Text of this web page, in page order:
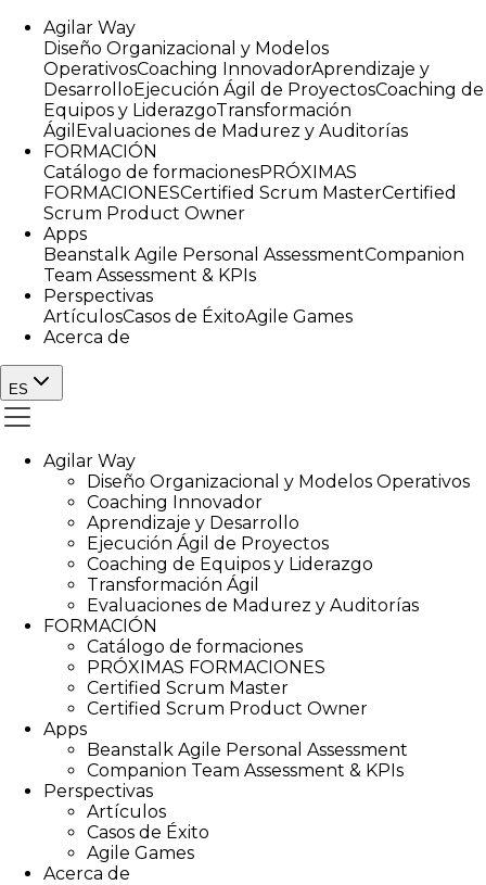
Agilar Way
Diseño Organizacional y Modelos
OperativosCoaching InnovadorAprendizaje y
DesarrolloEjecución Ágil de ProyectosCoaching de
Equipos y LiderazgoTransformación
Ágil Evaluaciones de Madurez y Auditorías
FORMACIÓN
Catálogo de formacionesPRÓXIMAS
FORMACIONESCertified Scrum MasterCertified
Scrum Product Owner
Apps
Beanstalk Agile Personal AssessmentCompanion
Team Assessment & KPIs
Perspectivas
ArtículosCasos de ÉxitoAgile Games
Acerca de
ES
Agilar Way
Diseño Organizacional y Modelos Operativos
Coaching Innovador
Aprendizaje y Desarrollo
Ejecución Ágil de Proyectos
Coaching de Equipos y Liderazgo
Transformación Ágil
Evaluaciones de Madurez y Auditorías
FORMACIÓN
Catálogo de formaciones
PRÓXIMAS FORMACIONES
Certified Scrum Master
Certified Scrum Product Owner
Apps
Beanstalk Agile Personal Assessment
Companion Team Assessment & KPIs
Perspectivas
Artículos
Casos de Éxito
Agile Games
Acerca de